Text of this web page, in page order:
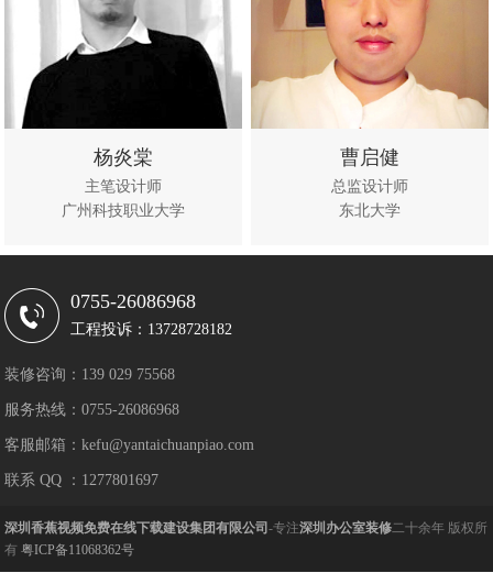
杨炎棠
主笔设计师
广州科技职业大学
立即咨
询
查看作
品
曹启健
总监设计师
东北大学
立即咨 查看作
0755-26086968
工程投诉：13728728182
装修咨询：139 029 75568
服务热线：0755-26086968
客服邮箱：kefu@yantaichuanpiao.com
联系 QQ ：1277801697
深圳香蕉视频免费在线下载建设集团有限公司-专注深圳办公室装修二十余年 版权所
有粤ICP备11068362号